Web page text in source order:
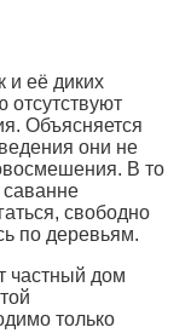
и её диких
отсутствуют
Объясняется
они не
В то
свободно
по деревьям.
частный дом
только